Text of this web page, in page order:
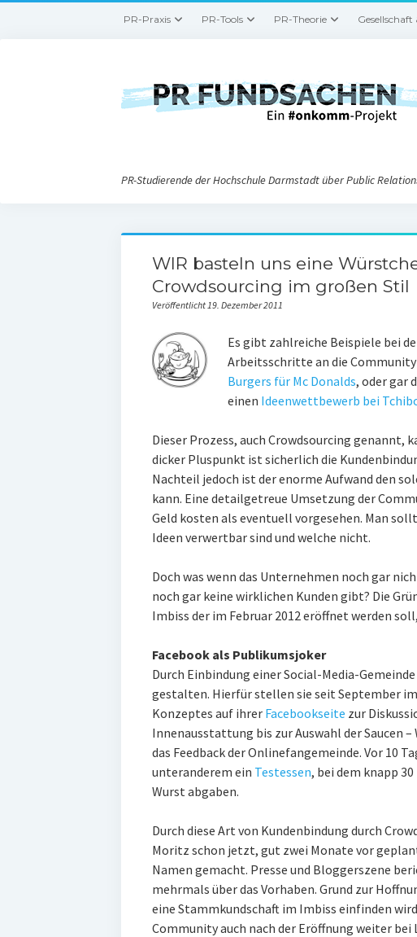
PR-Praxis PR-Tools PR-Theorie Gesellschaft
PR-Studierende der Hochschule Darmstadt über Public
WIR basteln uns eine
Crowdsourcing im großen Stil
Veröffentlicht 19. Dezember 2011
Es gibt zahlreiche Beispiele bei
Arbeitsschritte an die Community
Burgers für Mc Donalds, oder gar
einen Ideenwettbewerb bei
Dieser Prozess, auch Crowdsourcing genannt,
dicker Pluspunkt ist sicherlich die
Nachteil jedoch ist der enorme Aufwand den
kann. Eine detailgetreue Umsetzung der
Geld kosten als eventuell vorgesehen. Man
Ideen verwertbar sind und welche nicht.
Doch was wenn das Unternehmen noch gar
noch gar keine wirklichen Kunden gibt? Die
Imbiss der im Februar 2012 eröffnet werden
Facebook als Publikumsjoker
Durch Einbindung einer Social-Media-
gestalten. Hierfür stellen sie seit September
Konzeptes auf ihrer Facebookseite zur
Innenausstattung bis zur Auswahl der Saucen
das Feedback der Onlinefangemeinde. Vor 10
unteranderem ein Testessen, bei dem knapp
Wurst abgaben.
Durch diese Art von Kundenbindung durch
Moritz schon jetzt, gut zwei Monate vor
Namen gemacht. Presse und Bloggerszene
mehrmals über das Vorhaben. Grund zur
eine Stammkundschaft im Imbiss einfinden
Community auch nach der Eröffnung weiter bei